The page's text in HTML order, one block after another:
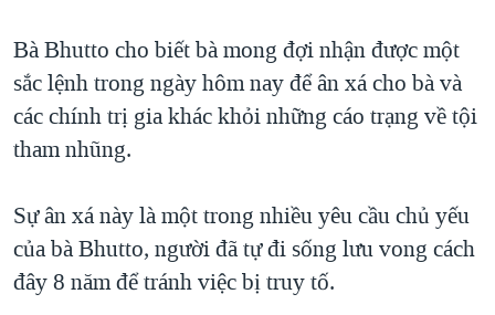
CÁC GIÁ TRỊ CỘNG HÒA Ở VIỆT NAM
THƯỢNG ĐỈNH TRUMP-KIM TẠI VIỆT NAM
TRỊNH VĨNH BÌNH VS. CHÍNH PHỦ VIỆT NAM
NGƯ DÂN VIỆT VÀ LÀN SÓNG TRỘM HẢI SÂM
BÊN KIA QUỐC LỘ: TIẾNG VỌNG TỪ NÔNG THÔN MỸ
QUAN HỆ VIỆT MỸ
Bà Bhutto cho biết bà mong đợi nhận được một
sắc lệnh trong ngày hôm nay để ân xá cho bà và
các chính trị gia khác khỏi những cáo trạng về tội
tham nhũng.
Sự ân xá này là một trong nhiều yêu cầu chủ yếu
của bà Bhutto, người đã tự đi sống lưu vong cách
đây 8 năm để tránh việc bị truy tố.